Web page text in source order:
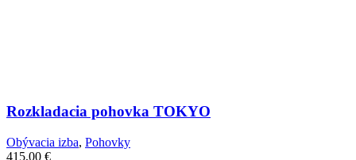
Rozkladacia pohovka TOKYO
Obývacia izba, Pohovky
415,00 €